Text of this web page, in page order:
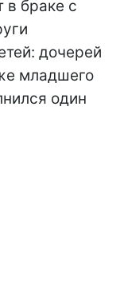
в браке с
дочерей
младшего
один